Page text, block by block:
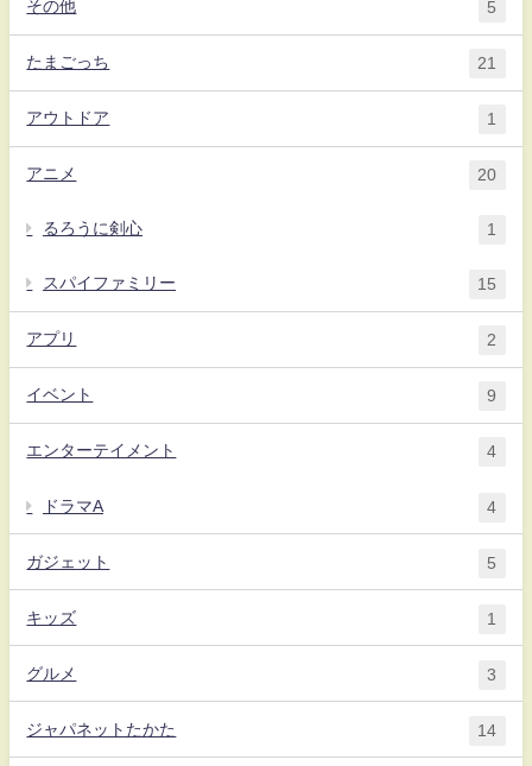
その他 5
たまごっち 21
アウトドア 1
アニメ 20
るろうに剣心 1
スパイファミリー 15
アプリ 2
イベント 9
エンターテイメント 4
ドラマA 4
ガジェット 5
キッズ 1
グルメ 3
ジャパネットたかた 14